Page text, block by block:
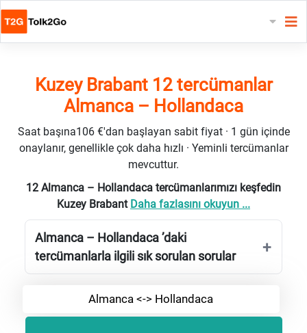
Kuzey Brabant 12 tercümanlar
Almanca – Hollandaca
Saat başına106 €'dan başlayan sabit fiyat · 1 gün içinde
onaylanır, genellikle çok daha hızlı · Yeminli tercümanlar
mevcuttur.
12 Almanca – Hollandaca tercümanlarımızı keşfedin
Kuzey Brabant Daha fazlasını okuyun ...
Almanca – Hollandaca ’daki
tercümanlarla ilgili sık sorulan sorular
Almanca <-> Hollandaca